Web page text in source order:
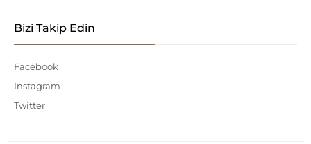
Bizi Takip Edin
Facebook
Instagram
Twitter